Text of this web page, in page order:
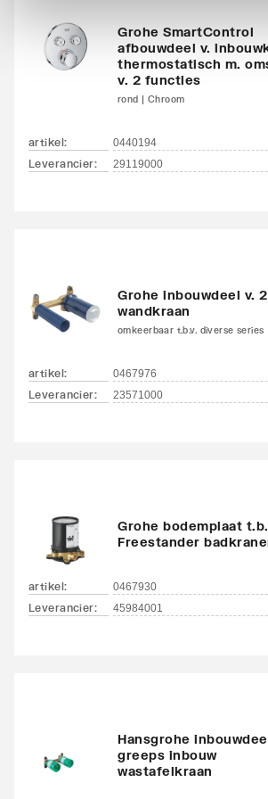
Grohe SmartControl
afbouwdeel v.
thermostatisch m.
v. 2 functies
rond | Chroom
artikel: 0440194
Leverancier: 29119000
Grohe inbouwdeel v.
wandkraan
omkeerbaar t.b.v. diverse series
artikel: 0467976
Leverancier: 23571000
Grohe bodemplaat
Freestander
artikel: 0467930
Leverancier: 45984001
Hansgrohe
greeps inbouw
wastafelkraan